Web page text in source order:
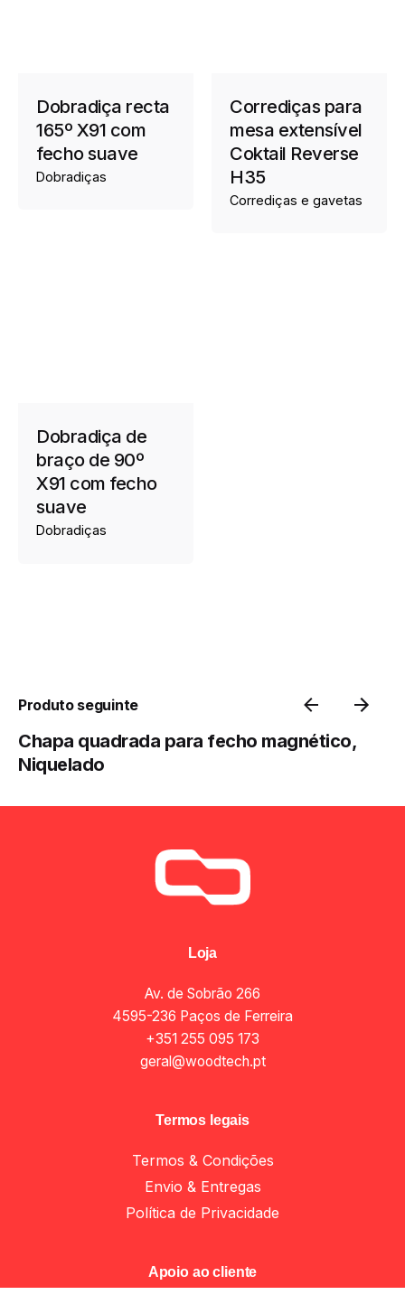
Dobradiça recta
165º X91 com
fecho suave
Dobradiças
Corrediças para
mesa extensível
Coktail Reverse
H35
Corrediças e gavetas
Dobradiça de
braço de 90º
X91 com fecho
suave
Dobradiças
Produto seguinte
Chapa quadrada para fecho magnético,
Niquelado
Loja
Av. de Sobrão 266
4595-236 Paços de Ferreira
+351 255 095 173
geral@woodtech.pt
Termos legais
Termos & Condições
Envio & Entregas
Política de Privacidade
Apoio ao cliente